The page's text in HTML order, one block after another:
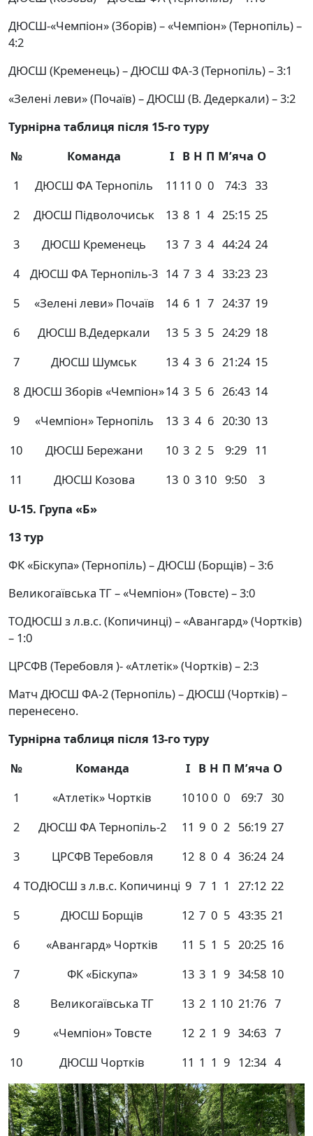
ДЮСШ-«Чемпіон» (Зборів) – «Чемпіон» (Тернопіль) –
4:2
ДЮСШ (Кременець) – ДЮСШ ФА-3 (Тернопіль) – 3:1
«Зелені леви» (Почаїв) – ДЮСШ (В. Дедеркали) – 3:2
Турнірна таблиця після 15-го туру
№
Команда І В Н П М’яча О
1
ДЮСШ ФА Тернопіль 11 11 0 0 74:3 33
2
ДЮСШ Підволочиськ 13 8 1 4 25:15 25
3
ДЮСШ Кременець 13 7 3 4 44:24 24
4
ДЮСШ ФА Тернопіль-3 14 7 3 4 33:23 23
5
«Зелені леви» Почаїв 14 6 1 7 24:37 19
6
ДЮСШ В.Дедеркали 13 5 3 5 24:29 18
7
ДЮСШ Шумськ 13 4 3 6 21:24 15
8 ДЮСШ Зборів «Чемпіон»14 3 5 6 26:43 14
9
«Чемпіон» Тернопіль 13 3 4 6 20:30 13
10
ДЮСШ Бережани 10 3 2 5 9:29 11
11
ДЮСШ Козова 13 0 3 10 9:50
3
U-15. Група «Б»
13 тур
ФК «Біскупа» (Тернопіль) – ДЮСШ (Борщів) – 3:6
Великогаївська ТГ – «Чемпіон» (Товсте) – 3:0
ТОДЮСШ з л.в.с. (Копичинці) – «Авангард» (Чортків)
– 1:0
ЦРСФВ (Теребовля )- «Атлетік» (Чортків) – 2:3
Матч ДЮСШ ФА-2 (Тернопіль) – ДЮСШ (Чортків) –
перенесено.
Турнірна таблиця після 13-го туру
№
Команда І В Н П М’яча О
1
«Атлетік» Чортків 10100 0 69:7 30
2
ДЮСШ ФА Тернопіль-2 11 9 0 2 56:19 27
3
ЦРСФВ Теребовля 12 8 0 4 36:24 24
4 ТОДЮСШ з л.в.с. Копичинці 9 7 1 1 27:12 22
5
ДЮСШ Борщів 12 7 0 5 43:35 21
6
«Авангард» Чортків 11 5 1 5 20:25 16
7
ФК «Біскупа» 13 3 1 9 34:58 10
8
Великогаївська ТГ 13 2 1 10 21:76 7
9
«Чемпіон» Товсте 12 2 1 9 34:63 7
10
ДЮСШ Чортків 11 1 1 9 12:34 4